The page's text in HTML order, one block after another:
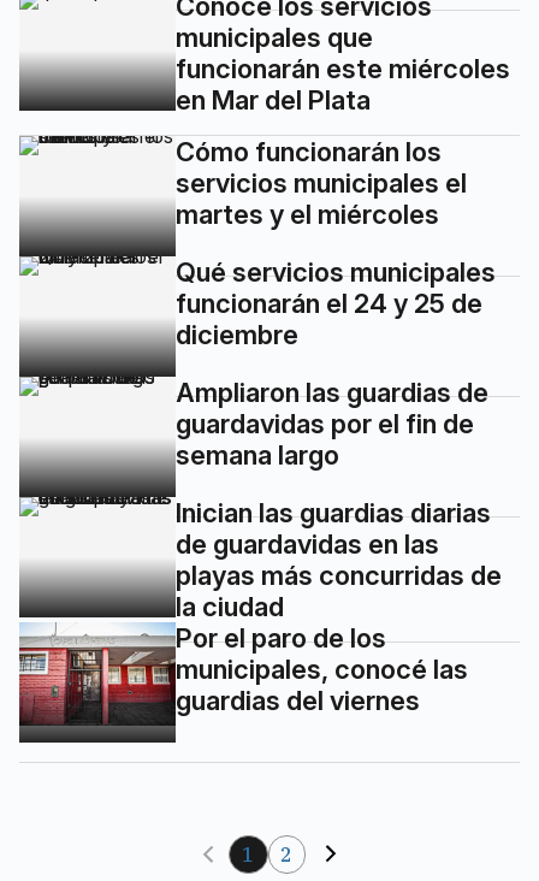
municipales que
funcionarán este miércoles
en Mar del Plata
Cómo funcionarán los
servicios municipales el
martes y el miércoles
Qué servicios municipales
funcionarán el 24 y 25 de
diciembre
Ampliaron las guardias de
guardavidas por el fin de
semana largo
Inician las guardias diarias
de guardavidas en las
playas más concurridas de
la ciudad
Por el paro de los
municipales, conocé las
guardias del viernes
1 2